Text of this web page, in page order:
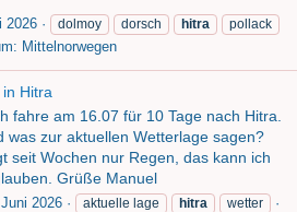
2026 dolmoy dorsch hitra pollack
Mittelnorwegen
Hitra
fahre am 16.07 für 10 Tage nach Hitra.
was zur aktuellen Wetterlage sagen?
seit Wochen nur Regen, das kann ich
Grüße Manuel
2026 aktuelle lage hitra wetter